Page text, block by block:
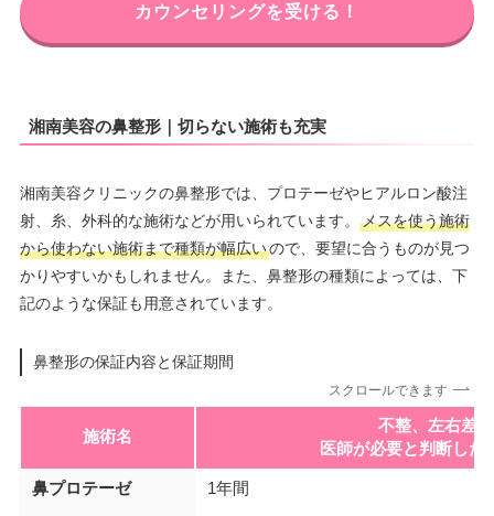
カウンセリングを受ける！
湘南美容の鼻整形｜切らない施術も充実
湘南美容クリニックの鼻整形では、プロテーゼやヒアルロン酸注
射、糸、外科的な施術などが用いられています。
メスを使う施術
から使わない施術まで種類が幅広いので、要望に合うものが見つ
かりやすいかもしれません。また、鼻整形の種類によっては、下
記のような保証も用意されています。
鼻整形の保証内容と保証期間
スクロールできます
施術名
不整、左右差
医師が必要と判断した
鼻プロテーゼ 1年間